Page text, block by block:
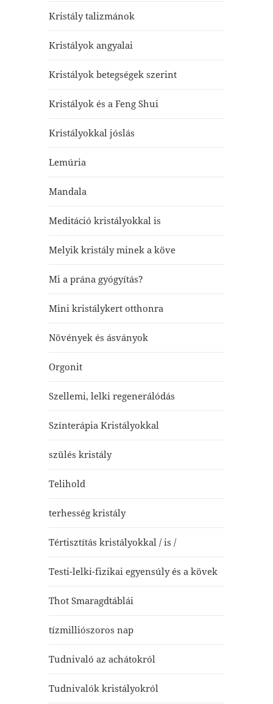
Kristály talizmánok
Kristályok angyalai
Kristályok betegségek szerint
Kristályok és a Feng Shui
Kristályokkal jóslás
Lemúria
Mandala
Meditáció kristályokkal is
Melyik kristály minek a köve
Mi a prána gyógyítás?
Mini kristálykert otthonra
Növények és ásványok
Orgonit
Szellemi, lelki regenerálódás
Színterápia Kristályokkal
szülés kristály
Telihold
terhesség kristály
Tértisztítás kristályokkal / is /
Testi-lelki-fizikai egyensúly és a kövek
Thot Smaragdtáblái
tízmilliószoros nap
Tudnivaló az achátokról
Tudnivalók kristályokról